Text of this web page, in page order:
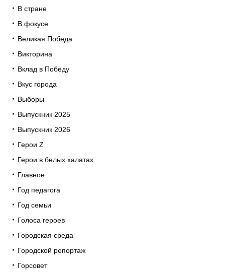
В стране
В фокусе
Великая Победа
Викторина
Вклад в Победу
Вкус города
Выборы
Выпускник 2025
Выпускник 2026
Герои Z
Герои в белых халатах
Главное
Год педагога
Год семьи
Голоса героев
Городская среда
Городской репортаж
Горсовет